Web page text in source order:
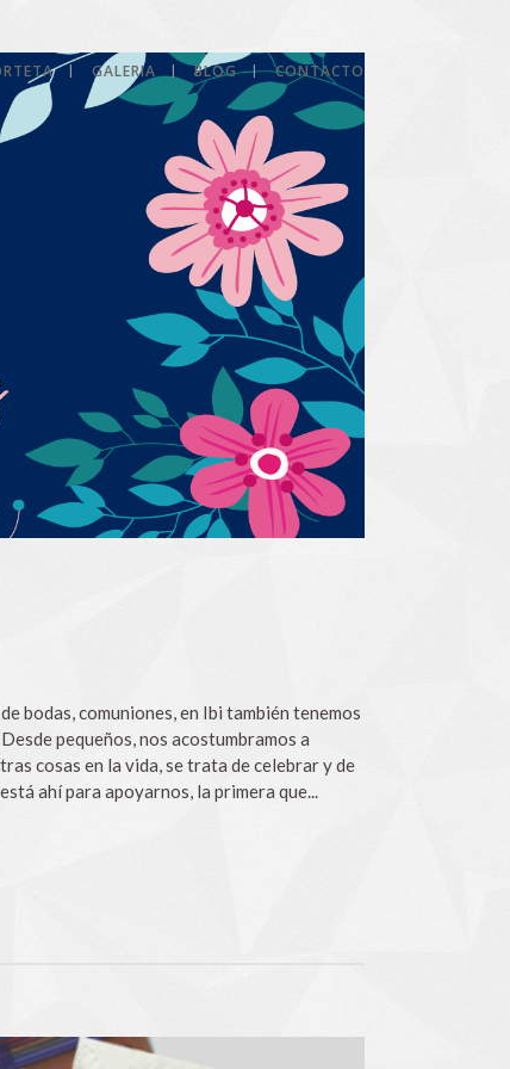
GALERIA BLOG CONTACTO
bodas, comuniones, en Ibi también tenemos
pequeños, nos acostumbramos a
cosas en la vida, se trata de celebrar y de
ahí para apoyarnos, la primera que...